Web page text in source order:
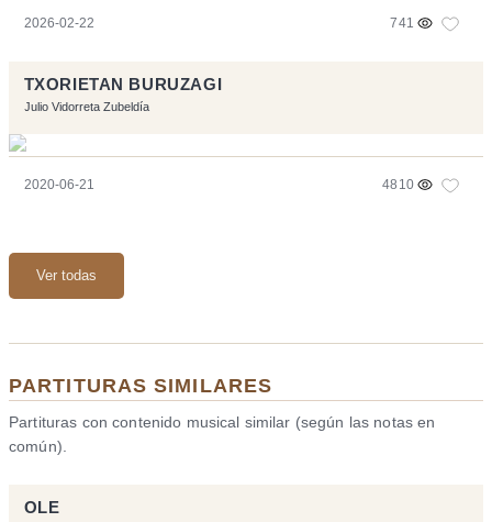
2026-02-22 741
TXORIETAN BURUZAGI
Julio Vidorreta Zubeldía
2020-06-21 4810
Ver todas
PARTITURAS SIMILARES
Partituras con contenido musical similar (según las notas en
común).
OLE